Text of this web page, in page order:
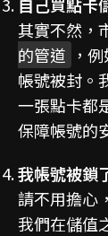
其實不然，
的管道 ，
帳號被封。
一張點卡都
保障帳號的
我帳號被鎖
請不用擔心
我們在儲值